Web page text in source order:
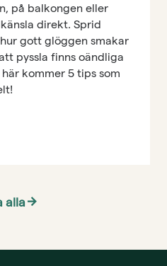
på balkongen eller
direkt. Sprid
gott glöggen smakar
pyssla finns oändliga
kommer 5 tips som
allaarrow_forward